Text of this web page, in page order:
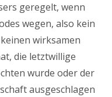
geregelt, wenn
wegen, also kein
wirksamen
die letztwillige
wurde oder der
ausgeschlagen